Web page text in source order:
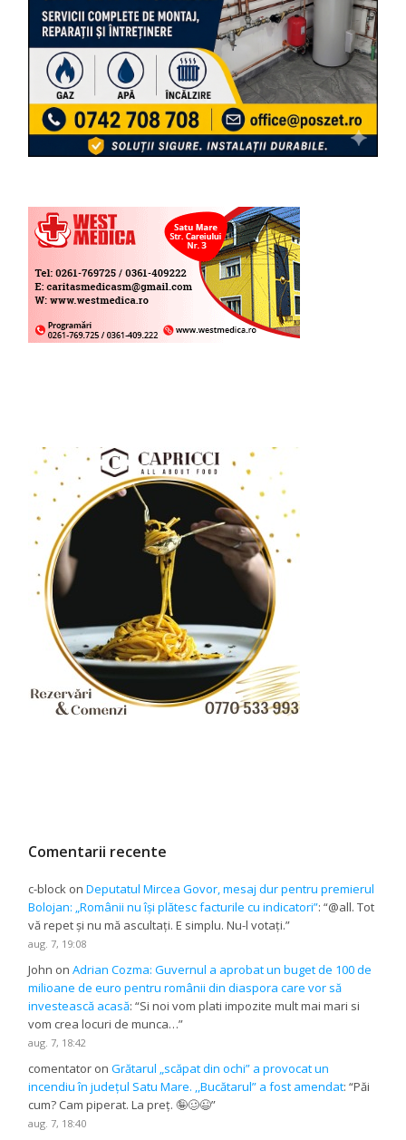
Comentarii recente
c-block onDeputatul Mircea Govor, mesaj dur pentru premierul
Bolojan: „Românii nu își plătesc facturile cu indicatori”: “@all. Tot
vă repet și nu mă ascultați. E simplu. Nu-l votați.”
aug. 7, 19:08
John onAdrian Cozma: Guvernul a aprobat un buget de 100 de
milioane de euro pentru românii din diaspora care vor să
investească acasă: “Si noi vom plati impozite mult mai mari si
vom crea locuri de munca…”
aug. 7, 18:42
comentator onGrătarul „scăpat din ochi” a provocat un
incendiu în județul Satu Mare. ,,Bucătarul” a fost amendat: “Păi
cum? Cam piperat. La preț. 🤪🥴😉”
aug. 7, 18:40